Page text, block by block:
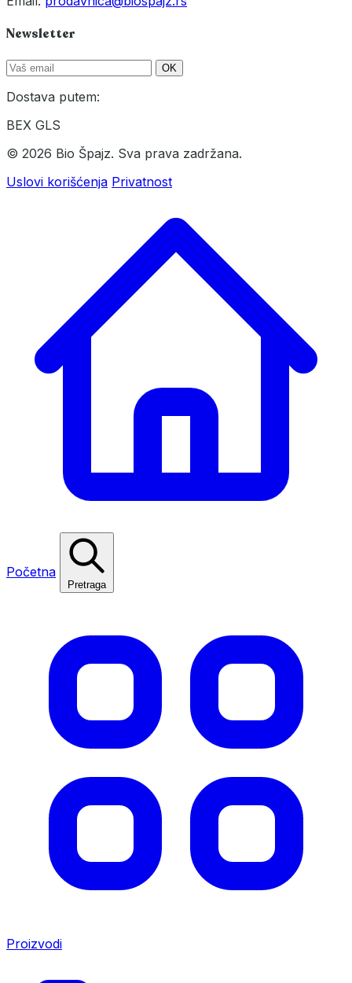
Newsletter
OK
Dostava putem:
BEX GLS
© 2026 Bio Špajz. Sva prava zadržana.
Uslovi korišćenja Privatnost
Početna
Pretraga
Proizvodi